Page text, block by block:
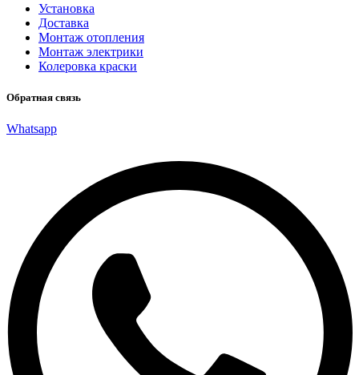
Установка
Доставка
Монтаж отопления
Монтаж электрики
Колеровка краски
Обратная связь
Whatsapp